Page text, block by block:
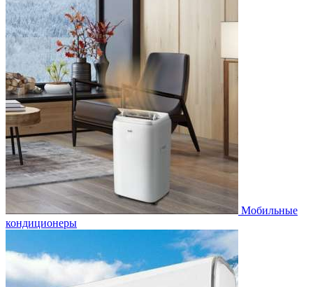
Мобильные
кондиционеры